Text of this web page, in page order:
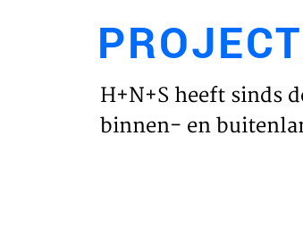
H+N+S heeft sinds
binnen- en